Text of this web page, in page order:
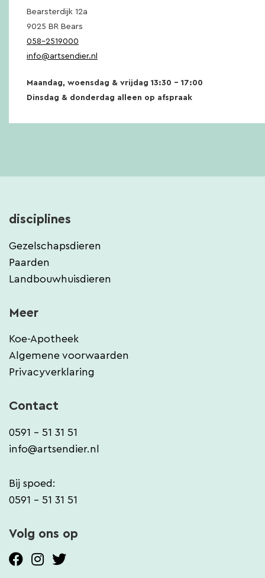
Bearsterdijk 12a
9025 BR Bears
058-2519000
info@artsendier.nl
Maandag, woensdag & vrijdag 13:30 – 17:00
Dinsdag & donderdag alleen op afspraak
disciplines
Gezelschapsdieren
Paarden
Landbouwhuisdieren
Meer
Koe-Apotheek
Algemene voorwaarden
Privacyverklaring
Contact
0591 - 51 31 51
info@artsendier.nl
Bij spoed:
0591 - 51 31 51
Volg ons op